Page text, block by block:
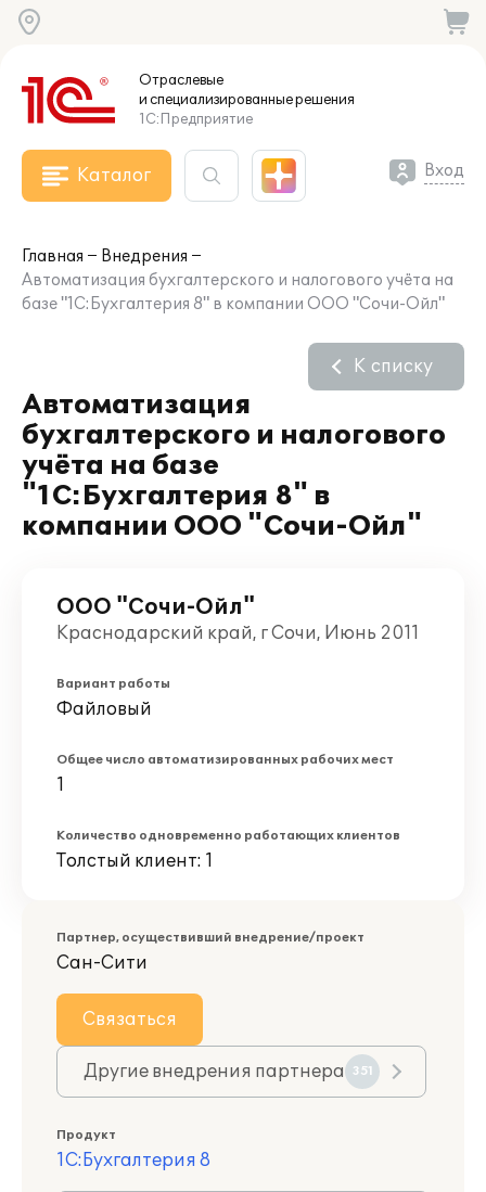
Отраслевые
и специализированныерешения
1С:Предприятие
Каталог Вход
Главная
Внедрения
Автоматизация бухгалтерского и налогового учёта на
базе "1С:Бухгалтерия 8" в компании ООО "Сочи-Ойл"
Автоматизация
бухгалтерского и налогового
учёта на базе
"1С:Бухгалтерия 8" в
компании ООО "Сочи-Ойл"
К списку
ООО "Сочи-Ойл"
Краснодарский край, г Сочи, Июнь 2011
Вариант работы
Файловый
Общее число автоматизированных рабочих мест
1
Количество одновременно работающих клиентов
Толстый клиент: 1
Партнер, осуществивший внедрение/проект
Сан-Сити
Связаться
Другие внедрения партнера 351
Продукт
1С:Бухгалтерия 8